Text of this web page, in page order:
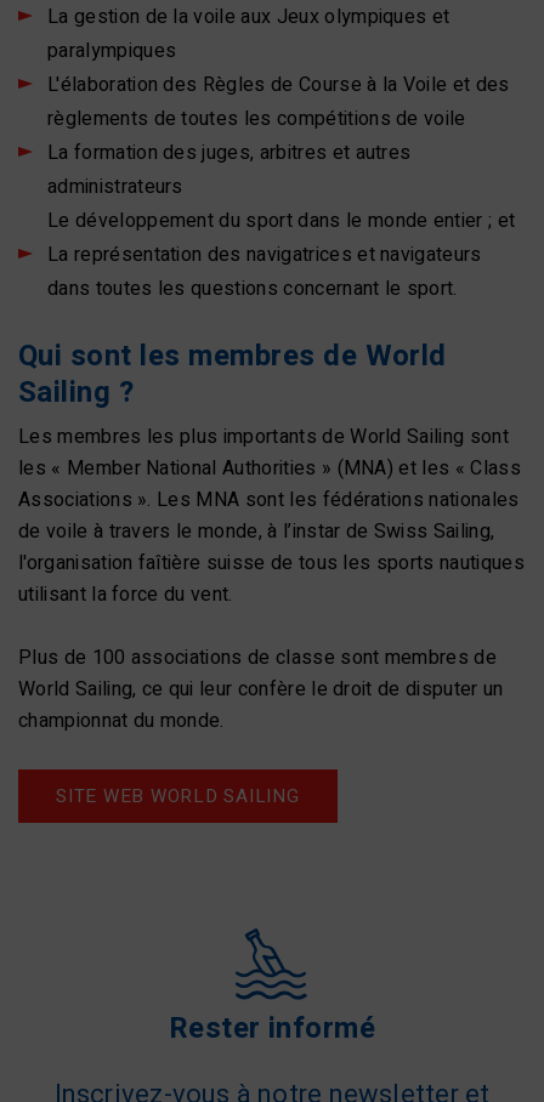
La gestion de la voile aux Jeux olympiques et
paralympiques
L'élaboration des Règles de Course à la Voile et des
règlements de toutes les compétitions de voile
La formation des juges, arbitres et autres
administrateurs
Le développement du sport dans le monde entier ; et
La représentation des navigatrices et navigateurs
dans toutes les questions concernant le sport.
Qui sont les membres de World
Sailing ?
Les membres les plus importants de World Sailing sont
les « Member National Authorities » (MNA) et les « Class
Associations ». Les MNA sont les fédérations nationales
de voile à travers le monde, à l’instar de Swiss Sailing,
l'organisation faîtière suisse de tous les sports nautiques
utilisant la force du vent.
Plus de 100 associations de classe sont membres de
World Sailing, ce qui leur confère le droit de disputer un
championnat du monde.
SITE WEB WORLD SAILING
Rester informé